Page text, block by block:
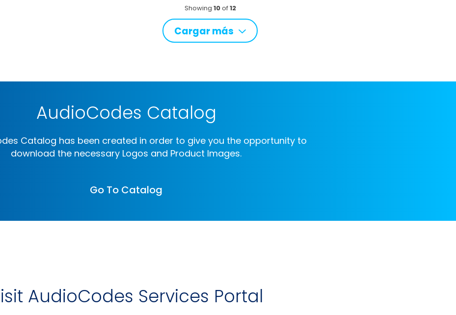
Showing 10of12
Cargar más
AudioCodes Catalog
Catalog has been created in order to give you the opportunity to
download the necessary Logos and Product Images.
Go To Catalog
AudioCodes Services Portal